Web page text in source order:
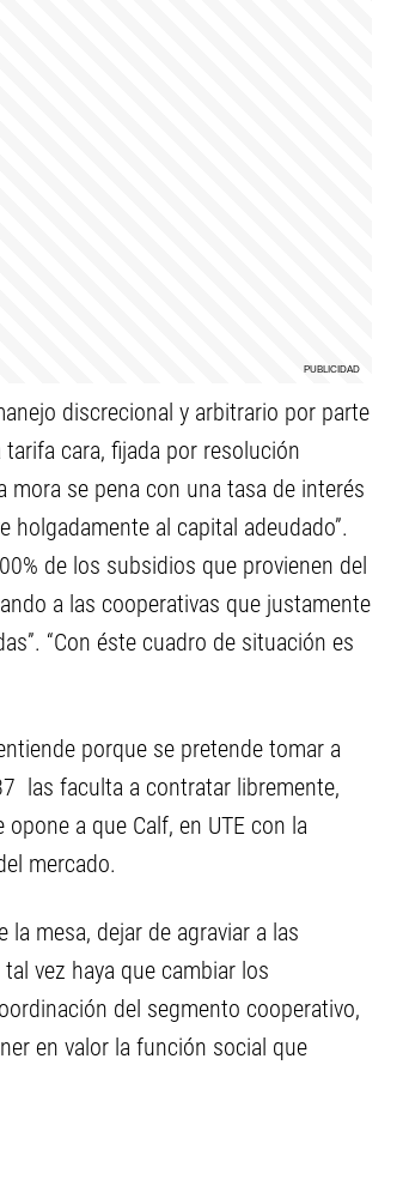
discrecional y arbitrario por parte
cara, fijada por resolución
se pena con una tasa de interés
al capital adeudado”.
de los subsidios que provienen del
a las cooperativas que justamente
“Con éste cuadro de situación es
porque se pretende tomar a
las faculta a contratar libremente,
a que Calf, en UTE con la
mercado.
mesa, dejar de agraviar a las
vez haya que cambiar los
del segmento cooperativo,
en valor la función social que